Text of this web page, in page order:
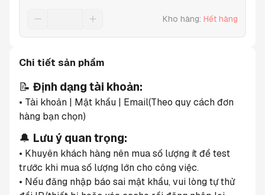
Kho hàng: Hết hàng
Chi tiết sản phẩm
📝 Định dạng tài khoản:
• Tài khoản | Mật khẩu | Email(Theo quy cách đơn
hàng bạn chọn)
🔔 Lưu ý quan trọng:
• Khuyên khách hàng nên mua số lượng ít để test
trước khi mua số lượng lớn cho công việc.
• Nếu đăng nhập báo sai mật khẩu, vui lòng tự thử